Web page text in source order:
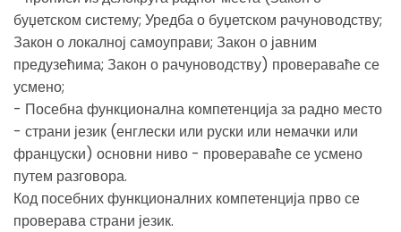
буџетском систему; Уредба о буџетском рачуноводству;
Закон о локалној самоуправи; Закон о јавним
предузећима; Закон о рачуноводству) провераваће се
усмено;
- Посебна функционална компетенција за радно место
- страни језик (енглески или руски или немачки или
француски) основни ниво - провераваће се усмено
путем разговора.
Код посебних функционалних компетенција прво се
проверава страни језик.